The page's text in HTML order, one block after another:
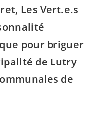
LesVert.e.s
pour briguer
de Lutry
de